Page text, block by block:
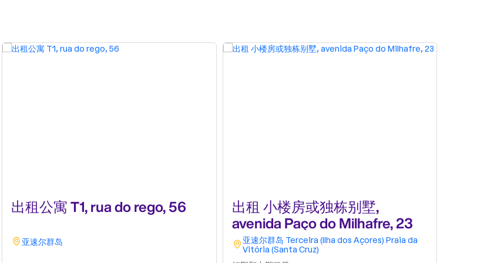
出租公寓 T1, rua do rego, 56
亚速尔群岛
出租 小楼房或独栋别墅,
avenida Paço do Milhafre, 23
亚速尔群岛 Terceira (Ilha dos Açores) Praia da
Vitória (Santa Cruz)